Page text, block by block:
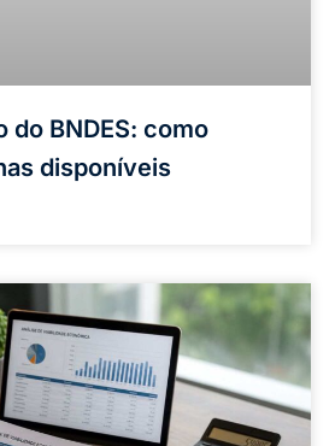
do BNDES: como
disponíveis